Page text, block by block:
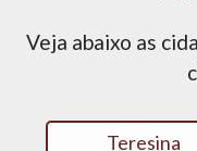
Veja abaixo as
Teresina